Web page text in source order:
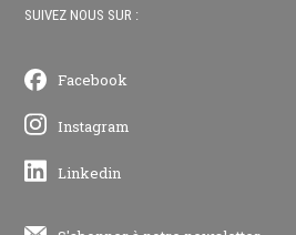
SUIVEZ NOUS SUR :
Facebook
Instagram
Linkedin